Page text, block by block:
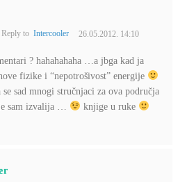
Reply toIntercooler 26.05.2012. 14:10
? hahahahaha …a jbga kad ja
fizike i “nepotrošivost” energije
se sad mnogi stručnjaci za ova područja
sam izvalija …
knjige u ruke